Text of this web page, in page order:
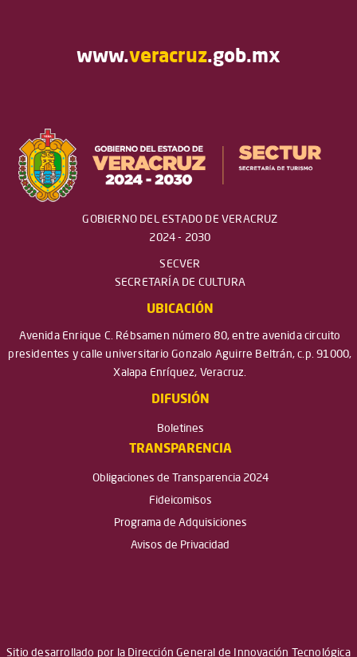
www.veracruz.gob.mx
GOBIERNO DEL ESTADO DE VERACRUZ
2024 - 2030
SECVER
SECRETARÍA DE CULTURA
UBICACIÓN
Avenida Enrique C. Rébsamen número 80, entre avenida circuito
presidentes y calle universitario Gonzalo Aguirre Beltrán, c.p. 91000,
Xalapa Enríquez, Veracruz.
DIFUSIÓN
Boletines
TRANSPARENCIA
Obligaciones de Transparencia 2024
Fideicomisos
Programa de Adquisiciones
Avisos de Privacidad
Sitio desarrollado por la Dirección General de Innovación Tecnológica